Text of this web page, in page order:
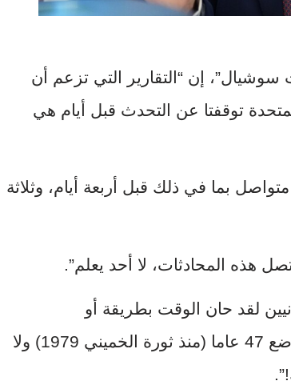
إن “التقارير التي تزعم أن
المتحدة توقفتا عن التحدث قبل أيام هي
بما في ذلك قبل أربعة أيام، وثلاثة
هذه المحادثات، لا أحد يعلم”.
لقد حان الوقت بطريقة أو
بأخرى، لإبرام صفقة.. لقد استمر هذا الوضع 47 عاما (منذ ثورة الخميني 1979) ولا